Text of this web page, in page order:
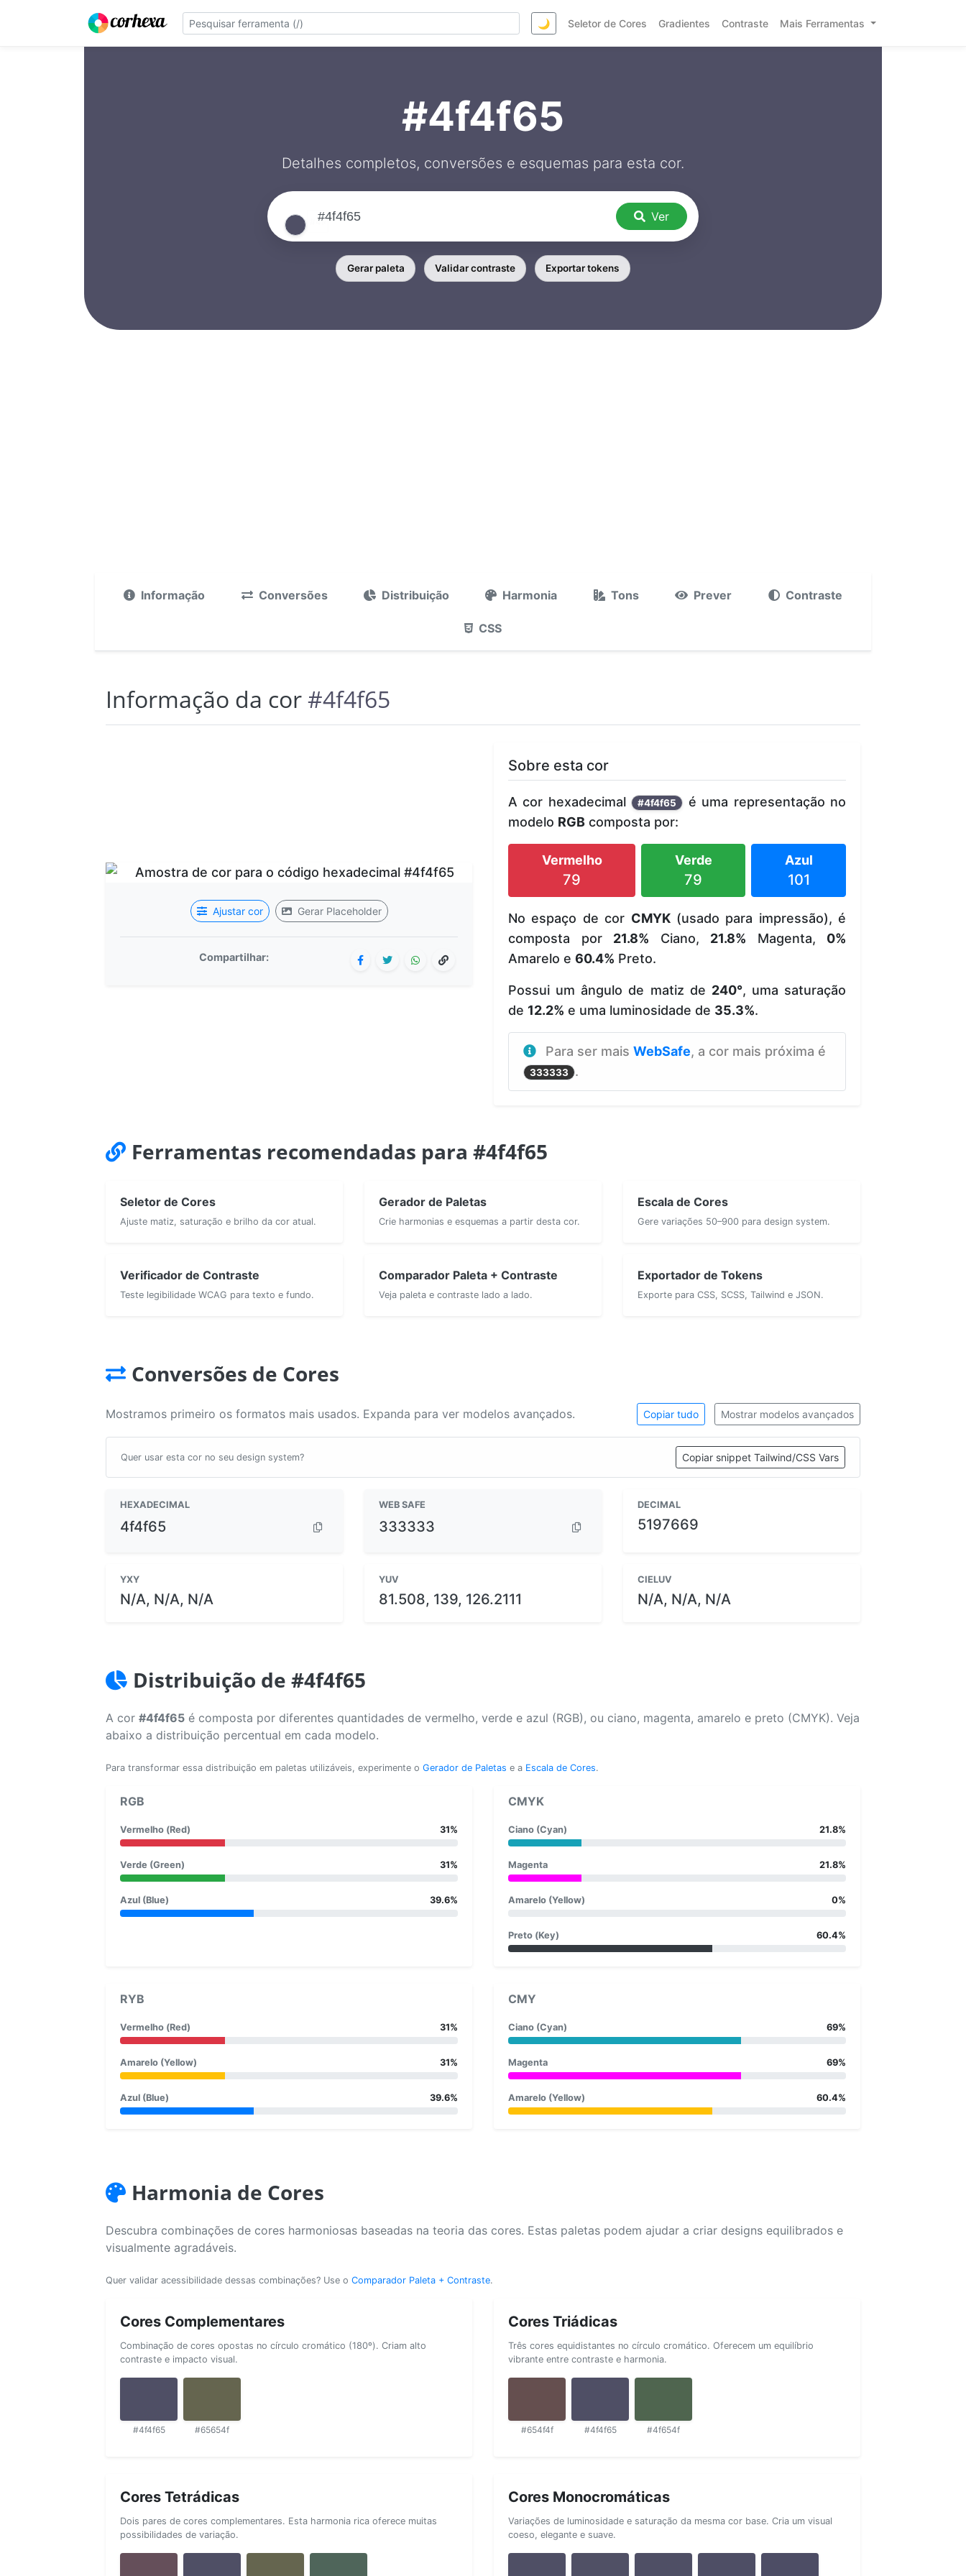
🌙 Seletor de Cores Gradientes Contraste Mais Ferramentas
#4f4f65
Detalhes completos, conversões e esquemas para esta cor.
Ver
Gerar paleta Validar contraste Exportar tokens
Informação Conversões Distribuição Harmonia Tons Prever Contraste
CSS
Informação da cor#4f4f65
Ajustar cor Gerar Placeholder
Compartilhar:
Sobre esta cor
A cor hexadecimal #4f4f65
é uma representação no
modelo RGB composta por:
Vermelho
79
Verde
79
Azul
101
No espaço de cor CMYK(usado para impressão), é
composta por 21.8% Ciano, 21.8% Magenta, 0%
Amarelo e 60.4% Preto.
Possui um ângulo de matiz de 240°, uma saturação
de 12.2% e uma luminosidade de 35.3%.
Para ser mais WebSafe, a cor mais próxima é
333333 .
Ferramentas recomendadas para #4f4f65
Seletor de Cores
Ajuste matiz, saturação e brilho da cor atual.
Gerador de Paletas
Crie harmonias e esquemas a partir desta cor.
Escala de Cores
Gere variações 50–900 para design system.
Verificador de Contraste
Teste legibilidade WCAG para texto e fundo.
Comparador Paleta + Contraste
Veja paleta e contraste lado a lado.
Exportador de Tokens
Exporte para CSS, SCSS, Tailwind e JSON.
Conversões de Cores
Mostramos primeiro os formatos mais usados. Expanda para ver modelos avançados. Copiar tudo Mostrar modelos avançados
Quer usar esta cor no seu design system? Copiar snippet Tailwind/CSS Vars
HEXADECIMAL
4f4f65
WEB SAFE
333333
DECIMAL
5197669
YXY
N/A, N/A, N/A
YUV
81.508, 139, 126.2111
CIELUV
N/A, N/A, N/A
Distribuição de #4f4f65
A cor #4f4f65 é composta por diferentes quantidades de vermelho, verde e azul (RGB), ou ciano, magenta, amarelo e preto (CMYK). Veja
abaixo a distribuição percentual em cada modelo.
Para transformar essa distribuição em paletas utilizáveis, experimente o Gerador de Paletas e a Escala de Cores.
RGB
Vermelho (Red) 31%
Verde (Green) 31%
Azul (Blue) 39.6%
CMYK
Ciano (Cyan) 21.8%
Magenta 21.8%
Amarelo (Yellow) 0%
Preto (Key) 60.4%
RYB
Vermelho (Red) 31%
Amarelo (Yellow) 31%
Azul (Blue) 39.6%
CMY
Ciano (Cyan) 69%
Magenta 69%
Amarelo (Yellow) 60.4%
Harmonia de Cores
Descubra combinações de cores harmoniosas baseadas na teoria das cores. Estas paletas podem ajudar a criar designs equilibrados e
visualmente agradáveis.
Quer validar acessibilidade dessas combinações? Use o Comparador Paleta + Contraste.
Cores Complementares
Combinação de cores opostas no círculo cromático (180º). Criam alto
contraste e impacto visual.
#4f4f65 #65654f
Cores Triádicas
Três cores equidistantes no círculo cromático. Oferecem um equilíbrio
vibrante entre contraste e harmonia.
#654f4f #4f4f65 #4f654f
Cores Tetrádicas
Dois pares de cores complementares. Esta harmonia rica oferece muitas
possibilidades de variação.
Cores Monocromáticas
Variações de luminosidade e saturação da mesma cor base. Cria um visual
coeso, elegante e suave.